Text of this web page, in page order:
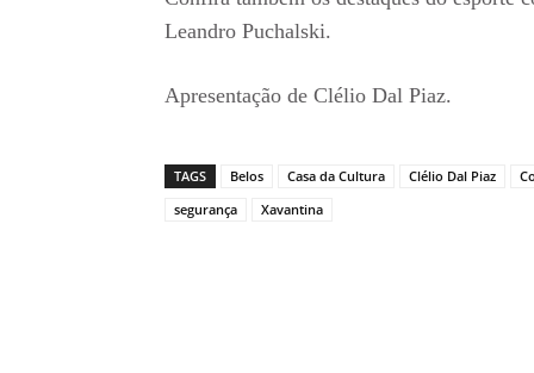
Leandro Puchalski.
Apresentação de Clélio Dal Piaz.
TAGS Belos Casa da Cultura Clélio Dal Piaz
segurança
Xavantina